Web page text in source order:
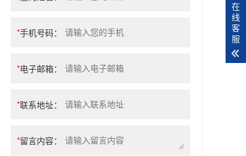
*手机号码：
*电子邮箱：
*联系地址：
*留言内容：
在
线
客
服